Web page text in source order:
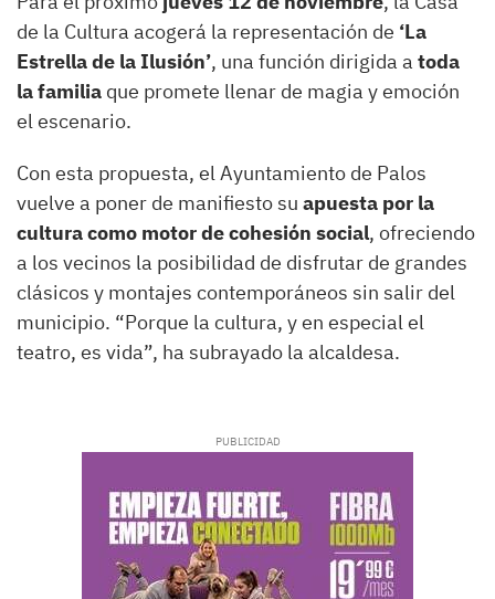
de la Cultura acogerá la representación de ‘La
Estrella de la Ilusión’, una función dirigida a toda
la familia que promete llenar de magia y emoción
el escenario.
Con esta propuesta, el Ayuntamiento de Palos
vuelve a poner de manifiesto su apuesta por la
cultura como motor de cohesión social, ofreciendo
a los vecinos la posibilidad de disfrutar de grandes
clásicos y montajes contemporáneos sin salir del
municipio. “Porque la cultura, y en especial el
teatro, es vida”, ha subrayado la alcaldesa.